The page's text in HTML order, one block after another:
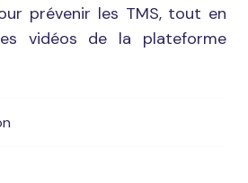
prévenir les TMS, tout en
vidéos de la plateforme